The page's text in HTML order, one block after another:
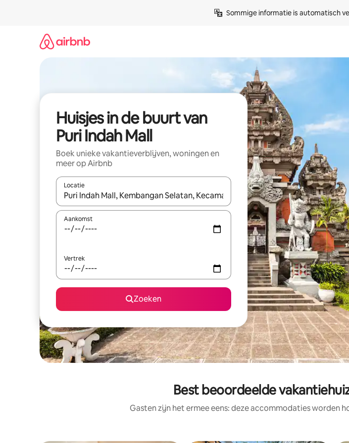
Sommige informatie is automatisch
Huisjes in de buurt van
Puri Indah Mall
Boek unieke vakantieverblijven, woningen en
meer op Airbnb
Locatie
Wanneer er suggesties beschikbaar zijn, maak je een keuze met je de pijltjestoetsen
Aankomst
Vertrek
Zoeken
Best beoordeelde
Gasten zijn het ermee eens: deze accommodaties worden